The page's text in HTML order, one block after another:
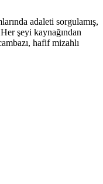
adaleti sorgulamış,
şeyi kaynağından
hafif mizahlı